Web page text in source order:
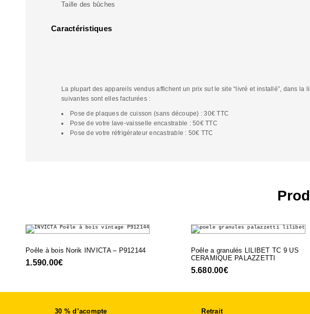
Taille des bûches
Caractéristiques
La plupart des appareils vendus affichent un prix sut le site “livré et installé”, dans
suivantes sont elles facturées :
Pose de plaques de cuisson (sans découpe) : 30€ TTC
Pose de votre lave-vaisselle encastrable : 50€ TTC
Pose de votre réfrigérateur encastrable : 50€ TTC
Poêle à bois Norik INVICTA – P912144
1.590.00€
Poêle a granulés LILIBET TC 9 US
CERAMIQUE PALAZZETTI
5.680.00€
30 % d’acompte Retrait